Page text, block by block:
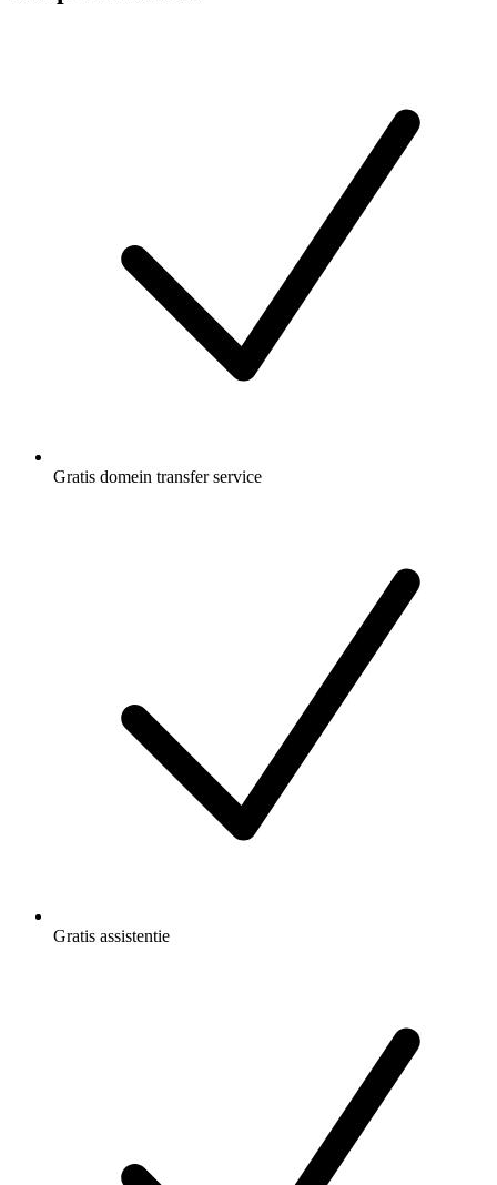
Gratis domein transfer service
Gratis assistentie